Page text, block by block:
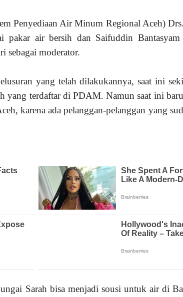
Penyediaan Air Minum Regional Aceh)
air bersih dan Saifuddin Bantasyam
sebagai moderator.
yang telah dilakukannya, saat ini
yang terdaftar di PDAM. Namun saat ini
karena ada pelanggan-pelanggan yang
Sarah bisa menjadi sousi untuk air di